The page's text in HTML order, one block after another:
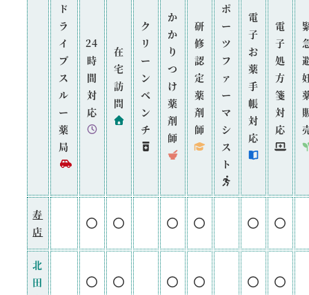
ド
ラ
イ
ブ
ス
ル
ー
薬
局
24
時
間
対
応
在
宅
訪
問
ク
リ
ー
ン
ベ
ン
チ
か
か
り
つ
け
薬
剤
師
研
修
認
定
薬
剤
師
ポ
ー
ツ
フ
ァ
ー
マ
シ
ス
ト
電
子
お
薬
手
帳
対
応
電
子
処
方
箋
対
応
寿
店
北
田